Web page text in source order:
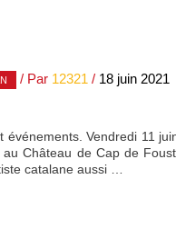
/ Par 12321 / 18 juin 2021
Vendredi 11
Château de Cap de
catalane aussi …